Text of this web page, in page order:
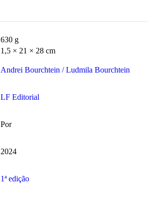
630 g
1,5 × 21 × 28 cm
Andrei Bourchtein / Ludmila Bourchtein
LF Editorial
Por
2024
1ª edição